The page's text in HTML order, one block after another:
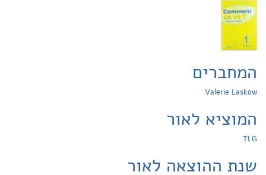
המחברים
Valerie Laskow
המוציא לאור
TLG
שנת ההוצאה לאור